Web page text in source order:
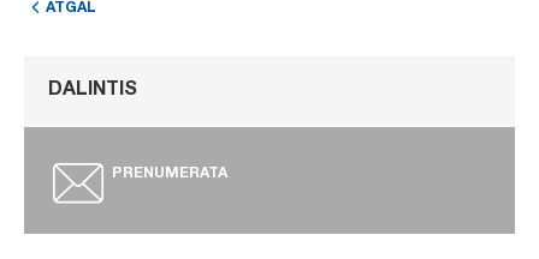
ATGAL
DALINTIS
PRENUMERATA